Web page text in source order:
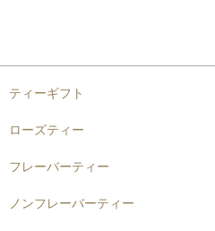
ティーギフト
ローズティー
フレーバーティー
ノンフレーバーティー